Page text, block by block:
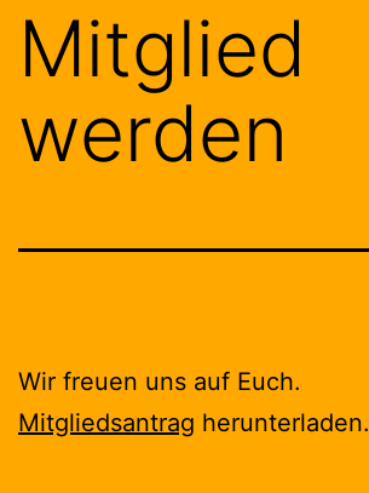
Mitglied
werden
Wir freuen uns auf Euch.
Mitgliedsantrag herunterladen.